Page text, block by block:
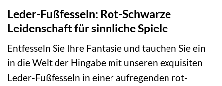
Leder-Fußfesseln: Rot-Schwarze
Leidenschaft für sinnliche Spiele
Entfesseln Sie Ihre Fantasie und tauchen Sie ein
in die Welt der Hingabe mit unseren exquisiten
Leder-Fußfesseln in einer aufregenden rot-